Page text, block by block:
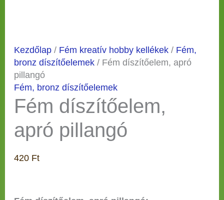
Kezdőlap/ Fém kreatív hobby kellékek/ Fém,
bronz díszítőelemek/ Fém díszítőelem, apró
pillangó
Fém, bronz díszítőelemek
Fém díszítőelem,
apró pillangó
420 Ft